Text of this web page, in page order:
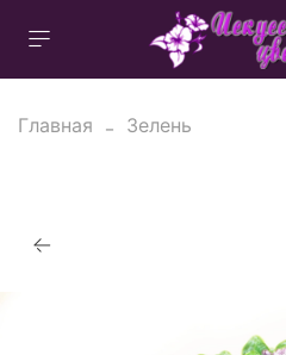
Главная Зелень